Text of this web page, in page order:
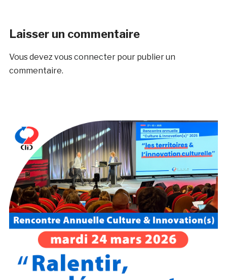
Laisser un commentaire
Vous devez vous connecterpour publier un
commentaire.